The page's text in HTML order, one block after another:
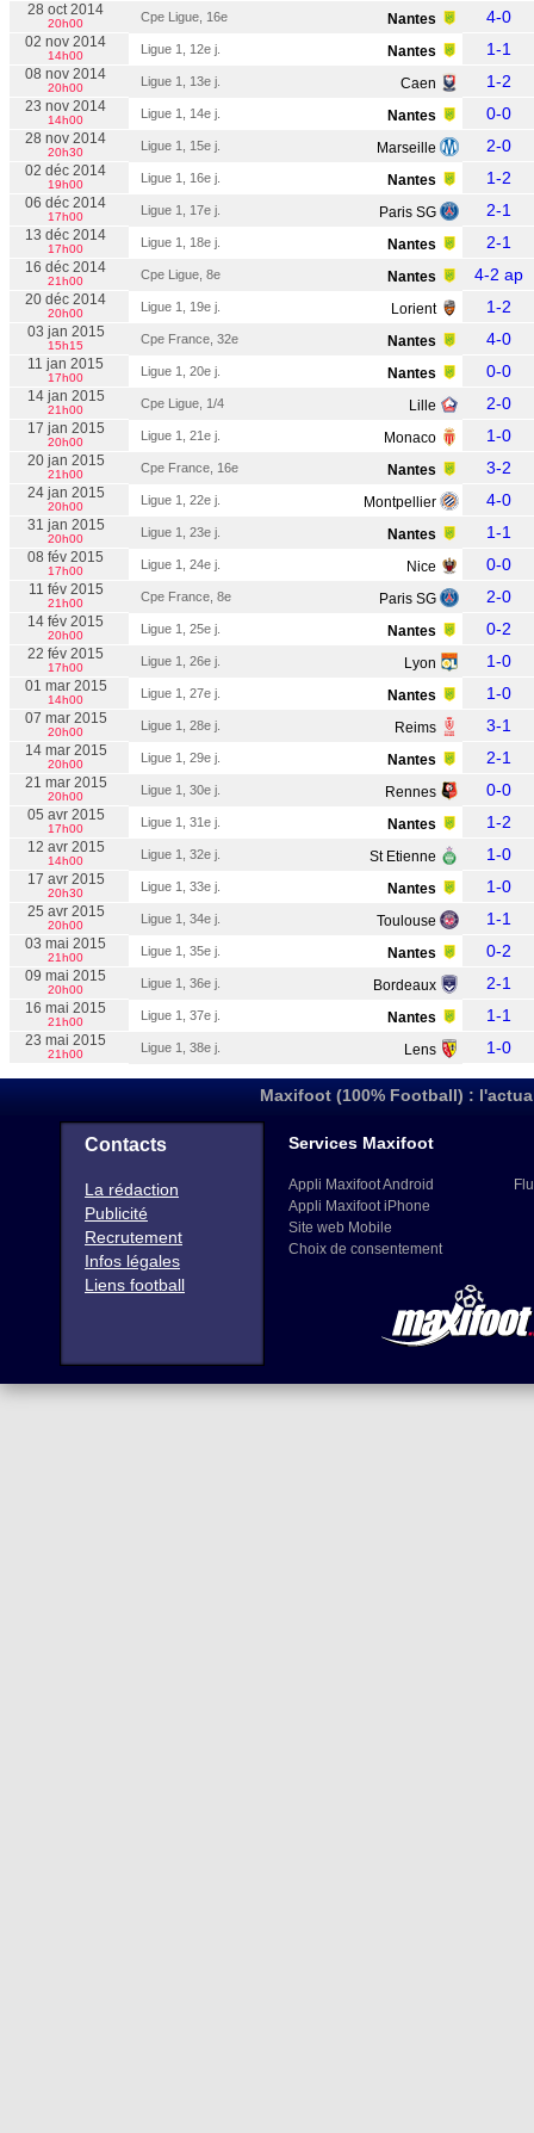
28 oct 2014
20h00 Cpe Ligue, 16e Nantes 4-0
02 nov 2014
14h00 Ligue 1, 12e j. Nantes 1-1
08 nov 2014
20h00 Ligue 1, 13e j. Caen 1-2
23 nov 2014
14h00 Ligue 1, 14e j. Nantes 0-0
28 nov 2014
20h30 Ligue 1, 15e j. Marseille 2-0
02 déc 2014
19h00 Ligue 1, 16e j. Nantes 1-2
06 déc 2014
17h00 Ligue 1, 17e j. Paris SG 2-1
13 déc 2014
17h00 Ligue 1, 18e j. Nantes 2-1
16 déc 2014
21h00 Cpe Ligue, 8e Nantes 4-2 ap
20 déc 2014
20h00 Ligue 1, 19e j. Lorient 1-2
03 jan 2015
15h15 Cpe France, 32e Nantes 4-0
11 jan 2015
17h00 Ligue 1, 20e j. Nantes 0-0
14 jan 2015
21h00 Cpe Ligue, 1/4 Lille 2-0
17 jan 2015
20h00 Ligue 1, 21e j. Monaco 1-0
20 jan 2015
21h00 Cpe France, 16e Nantes 3-2
24 jan 2015
20h00 Ligue 1, 22e j. Montpellier 4-0
31 jan 2015
20h00 Ligue 1, 23e j. Nantes 1-1
08 fév 2015
17h00 Ligue 1, 24e j. Nice 0-0
11 fév 2015
21h00 Cpe France, 8e Paris SG 2-0
14 fév 2015
20h00 Ligue 1, 25e j. Nantes 0-2
22 fév 2015
17h00 Ligue 1, 26e j. Lyon 1-0
01 mar 2015
14h00 Ligue 1, 27e j. Nantes 1-0
07 mar 2015
20h00 Ligue 1, 28e j. Reims 3-1
14 mar 2015
20h00 Ligue 1, 29e j. Nantes 2-1
21 mar 2015
20h00 Ligue 1, 30e j. Rennes 0-0
05 avr 2015
17h00 Ligue 1, 31e j. Nantes 1-2
12 avr 2015
14h00 Ligue 1, 32e j. St Etienne 1-0
17 avr 2015
20h30 Ligue 1, 33e j. Nantes 1-0
25 avr 2015
20h00 Ligue 1, 34e j. Toulouse 1-1
03 mai 2015
21h00 Ligue 1, 35e j. Nantes 0-2
09 mai 2015
20h00 Ligue 1, 36e j. Bordeaux 2-1
16 mai 2015
21h00 Ligue 1, 37e j. Nantes 1-1
23 mai 2015
21h00 Ligue 1, 38e j. Lens 1-0
Maxifoot (100% Football) :
Contacts
La rédaction
Publicité
Recrutement
Infos légales
Liens football
Services Maxifoot
Appli Maxifoot Android
Appli Maxifoot iPhone
Site web Mobile
Choix de consentement